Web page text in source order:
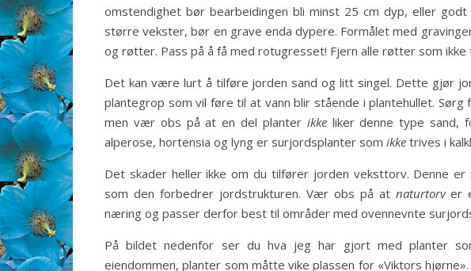
omstendighet bør bearbeidingen bli minst 25 cm dyp, eller
større vekster, bør en grave enda dypere. Formålet med
og røtter. Pass på å få med rotugresset! Fjern alle røtter som ikke
Det kan være lurt å tilføre jorden sand og litt singel. Dette gjør
plantegrop som vil føre til at vann blir stående i plantehullet. Sørg
men vær obs på at en del planter ikkeliker denne type sand,
alperose, hortensia og lyng er surjordsplanter som ikke trives i
Det skader heller ikke om du tilfører jorden veksttorv. Denne
som den forbedrer jordstrukturen. Vær obs på at naturtorver
næring og passer derfor best til områder med ovennevnte
På bildet nedenfor ser du hva jeg har gjort med planter
eiendommen, planter som måtte vike plassen for «Viktors